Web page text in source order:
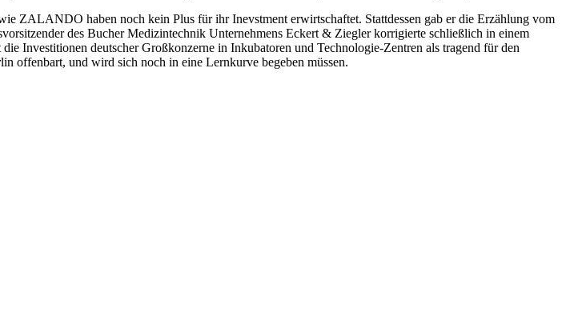
ZALANDO haben noch kein Plus für ihr Inevstment erwirtschaftet. Stattdessen gab er die Erzählung vom
des Bucher Medizintechnik Unternehmens Eckert & Ziegler korrigierte schließlich in einem
Investitionen deutscher Großkonzerne in Inkubatoren und Technologie-Zentren als tragend für den
offenbart, und wird sich noch in eine Lernkurve begeben müssen.